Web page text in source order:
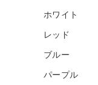
ホワイト
レッド
ブルー
パープル